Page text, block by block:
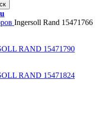
Ingersoll Rand 15471766
RAND 15471790
RAND 15471824